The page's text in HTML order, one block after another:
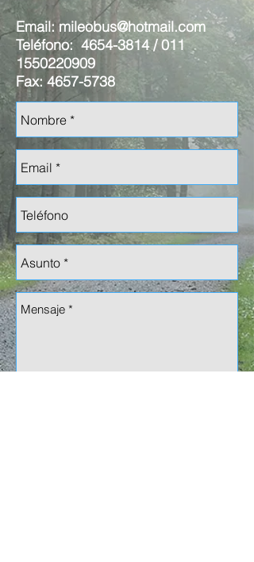
Email:mileobus@hotmail.com
Teléfono: 4654-3814 / 011
1550220909
Fax: 4657-5738